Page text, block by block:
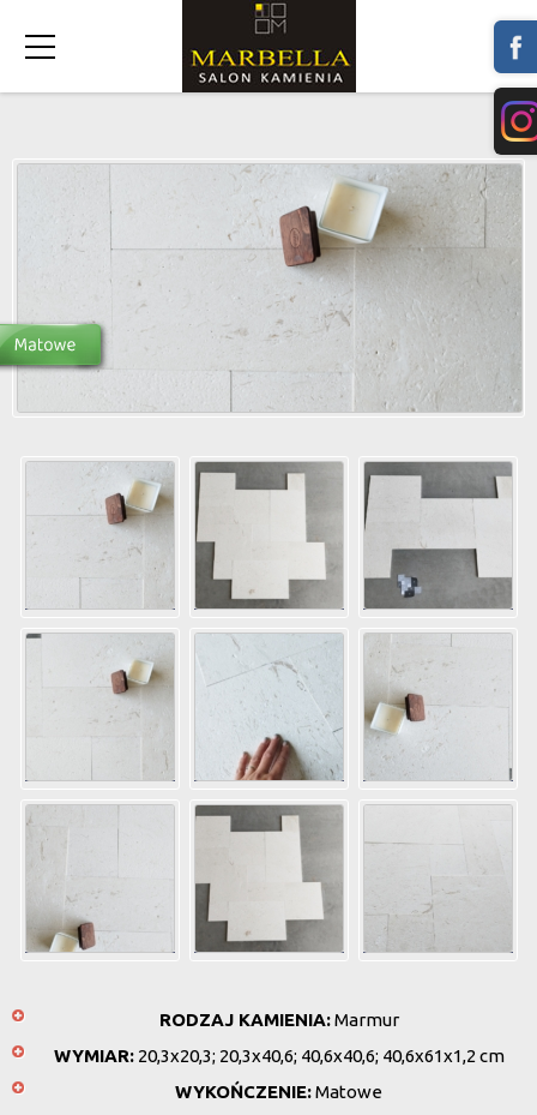
RODZAJ KAMIENIA:Marmur
WYMIAR:20,3x20,3; 20,3x40,6; 40,6x40,6; 40,6x61x1,2 cm
WYKOŃCZENIE:Matowe